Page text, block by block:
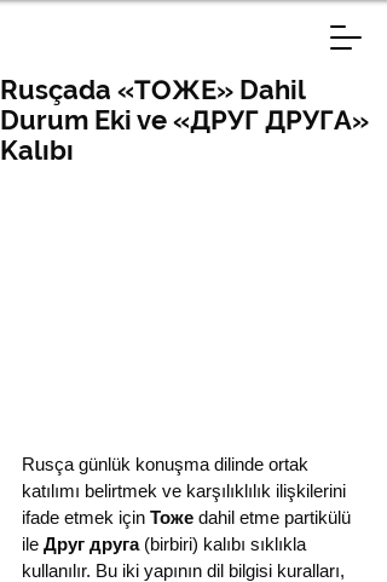
Rusçada «ТОЖЕ» Dahil
Durum Eki ve «ДРУГ ДРУГА»
Kalıbı
Rusça günlük konuşma dilinde ortak
katılımı belirtmek ve karşılıklılık ilişkilerini
ifade etmek için Тоже dahil etme partikülü
ile Друг друга (birbiri) kalıbı sıklıkla
kullanılır. Bu iki yapının dil bilgisi kuralları,